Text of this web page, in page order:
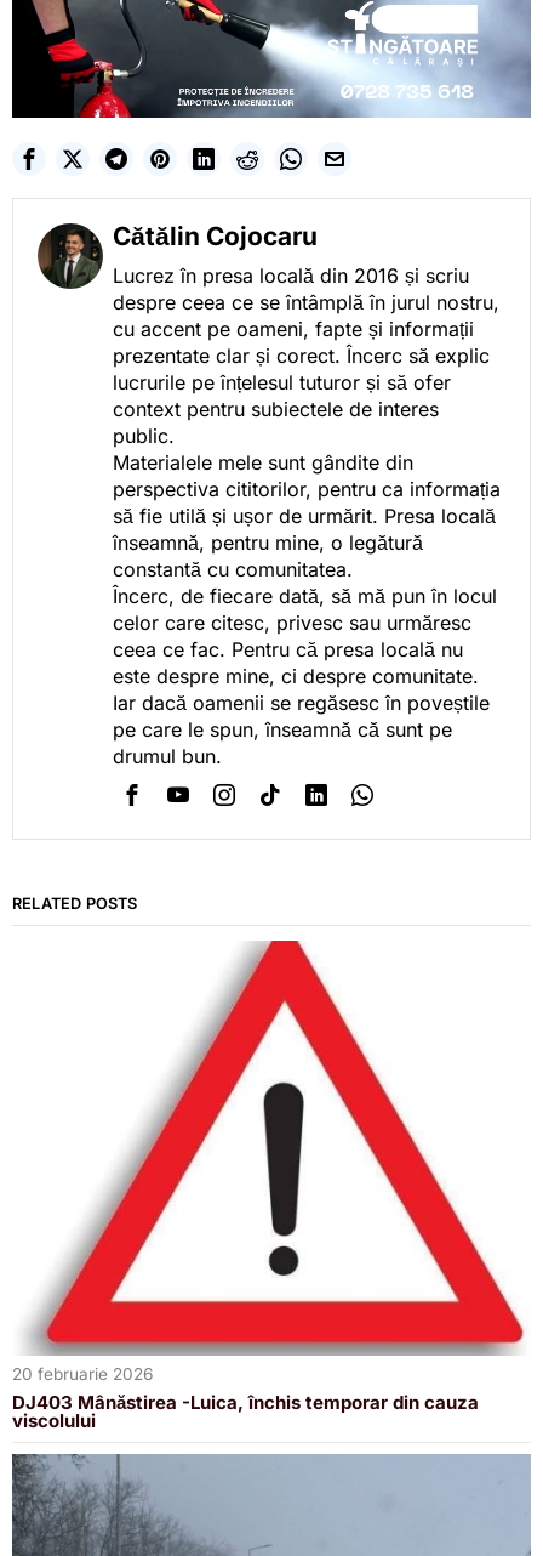
Cătălin Cojocaru
Lucrez în presa locală din 2016 și scriu
despre ceea ce se întâmplă în jurul nostru,
cu accent pe oameni, fapte și informații
prezentate clar și corect. Încerc să explic
lucrurile pe înțelesul tuturor și să ofer
context pentru subiectele de interes
public.
Materialele mele sunt gândite din
perspectiva cititorilor, pentru ca informația
să fie utilă și ușor de urmărit. Presa locală
înseamnă, pentru mine, o legătură
constantă cu comunitatea.
Încerc, de fiecare dată, să mă pun în locul
celor care citesc, privesc sau urmăresc
ceea ce fac. Pentru că presa locală nu
este despre mine, ci despre comunitate.
Iar dacă oamenii se regăsesc în poveștile
pe care le spun, înseamnă că sunt pe
drumul bun.
RELATED POSTS
20 februarie 2026
DJ403 Mânăstirea -Luica, închis temporar din cauza
viscolului